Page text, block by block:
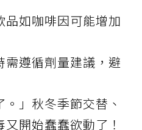
品如咖啡因可能增加
需遵循劑量建議，避
。」秋冬季節交替、
開始蠢蠢欲動了！